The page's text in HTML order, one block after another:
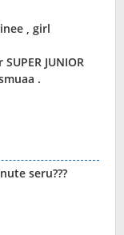
, girl
JUNIOR
.
seru???